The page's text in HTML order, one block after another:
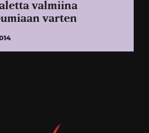
valmiina
varten